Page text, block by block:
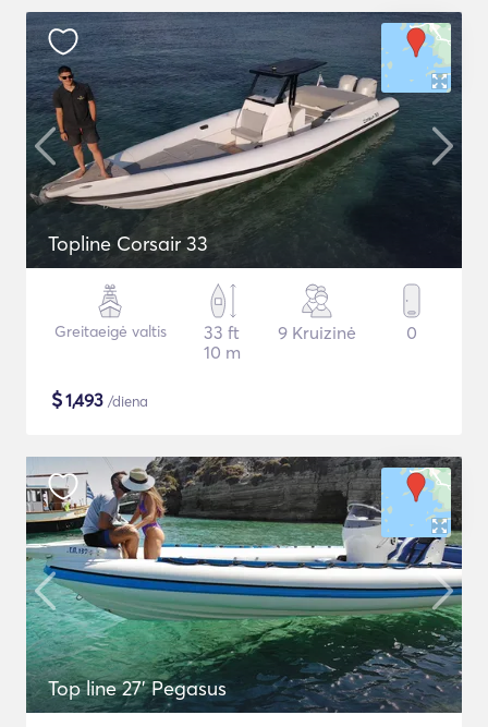
Topline Corsair 33
Greitaeigė valtis
33 ft
10 m
9 Kruizinė 0
$1,493 /diena
Top line 27’ Pegasus